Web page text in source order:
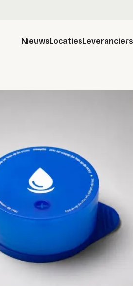
NieuwsLocatiesLeveranciers